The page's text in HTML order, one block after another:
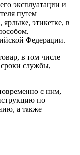
эксплуатации и
путем
ярлыке, этикетке, в
Федерации.
в том числе
сроки службы,
с ним,
по
а также